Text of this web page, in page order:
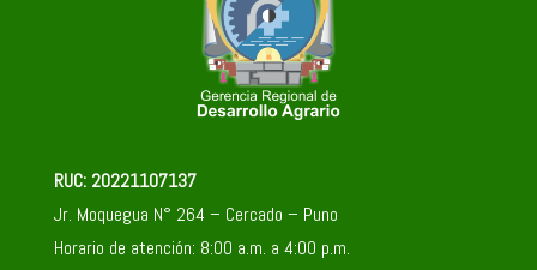
RUC: 20221107137
Jr. Moquegua N° 264 – Cercado – Puno
Horario de atención: 8:00 a.m. a 4:00 p.m.